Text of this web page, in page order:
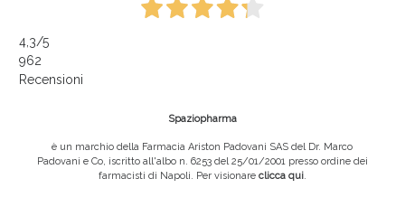
4,3/5
962
Recensioni
Spaziopharma
è un marchio della Farmacia Ariston Padovani SAS del Dr. Marco
Padovani e Co, iscritto all'albo n. 6253 del 25/01/2001 presso ordine dei
farmacisti di Napoli. Per visionare clicca qui.